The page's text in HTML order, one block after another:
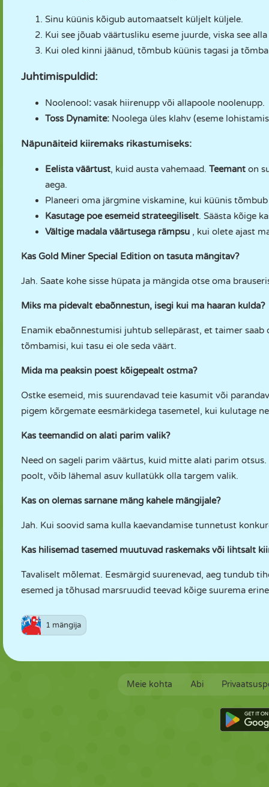
Sinu küünis kõigub automaatselt küljelt küljele.
Kui see jõuab väärtusliku eseme juurde, viska see
Kui oled kinni jäänud, tõmbub küünis tagasi ja
Juhtimispuldid:
Noolenool: vasak hiirenupp või allapoole noolenupp.
Toss Dynamite: Noolega üles klahv (eseme
Näpunäiteid kiiremaks rikastumiseks:
Eelista väärtust, kuid austa vahemaad. Teemant on
aega.
Planeeri oma järgmine viskamine, kui küünis
Kasutage poe esemeid strateegiliselt. Säästa kõige
Vältige madala väärtusega rämpsu , kui olete ajast
Kas Gold Miner Special Edition on tasuta mängitav?
Jah. Saate kohe sisse hüpata ja mängida otse oma
Miks ma pidevalt ebaõnnestun, isegi kui ma haaran kulda?
Enamik ebaõnnestumisi juhtub sellepärast, et taimer
tõmbamisi, kui tasu ei ole seda väärt.
Mida ma peaksin poest kõigepealt ostma?
Ostke esemeid, mis suurendavad teie kasumit või
pigem kõrgemate eesmärkidega tasemetel, kui kulutage
Kas teemandid on alati parim valik?
Need on sageli parim väärtus, kuid mitte alati parim
poolt, võib lähemal asuv kullatükk olla targem valik.
Kas on olemas sarnane mäng kahele mängijale?
Jah. Kui soovid sama kulla kaevandamise tunnetust
Kas hilisemad tasemed muutuvad raskemaks või lihtsalt
Tavaliselt mõlemat. Eesmärgid suurenevad, aeg tundub
esemed ja tõhusad marsruudid teevad kõige suurema
1 mängija
Meie kohta Abi